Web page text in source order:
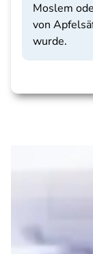
Moslem
von
wurde.